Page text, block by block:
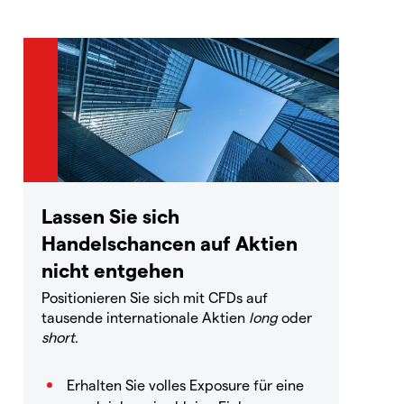
Lassen Sie sich
Handelschancen auf Aktien
nicht entgehen
Positionieren Sie sich mit CFDs auf
tausende internationale Aktien longoder
short.
Erhalten Sie volles Exposure für eine